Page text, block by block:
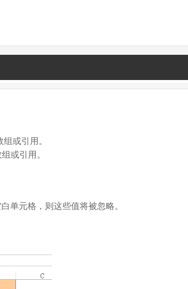
或引用。
或引用。
单元格，则这些值将被忽略。